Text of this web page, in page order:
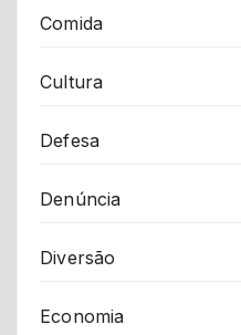
Comida
Cultura
Defesa
Denúncia
Diversão
Economia